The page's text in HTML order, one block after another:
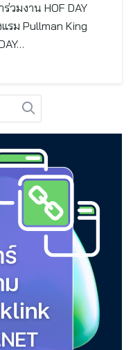
วมงาน HOF DAY
รม Pullman King